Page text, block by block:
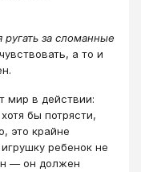
ругать за сломанные
а то и
мир в действии:
бы потрясти,
это крайне
ребенок не
― он должен